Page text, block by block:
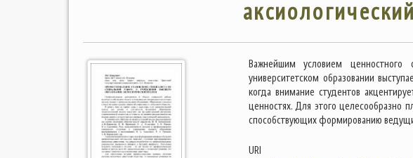
Важнейшим условием ценностного
университетском образовании
когда внимание студентов
ценностях. Для этого целесообразно
способствующих формированию
URI